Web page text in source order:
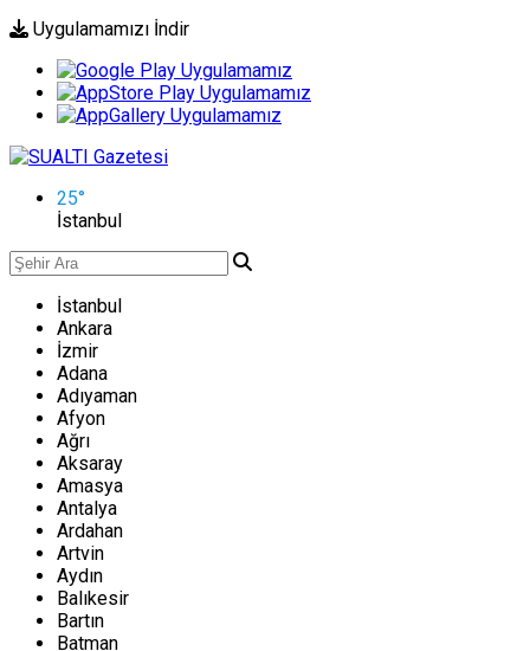
Uygulamamızı İndir
25°
İstanbul
İstanbul
Ankara
İzmir
Adana
Adıyaman
Afyon
Ağrı
Aksaray
Amasya
Antalya
Ardahan
Artvin
Aydın
Balıkesir
Bartın
Batman